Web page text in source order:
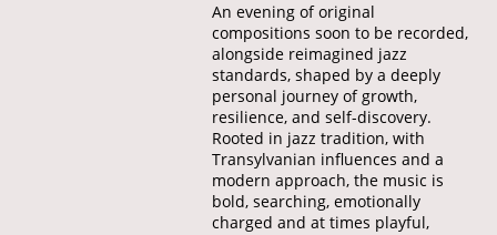
An evening of original
compositions soon to be recorded,
alongside reimagined jazz
standards, shaped by a deeply
personal journey of growth,
resilience, and self-discovery.
Rooted in jazz tradition, with
Transylvanian influences and a
modern approach, the music is
bold, searching, emotionally
charged and at times playful,